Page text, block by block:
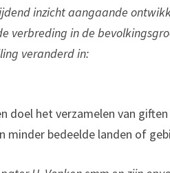
inzicht aangaande
verbreding in de
veranderd in:
doel het verzamelen van
minder bedeelde landen of